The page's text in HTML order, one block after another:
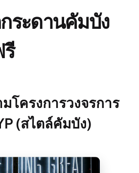
ระดานคัมบัง
โครงการวงจรการ
(สไตล์คัมบัง)